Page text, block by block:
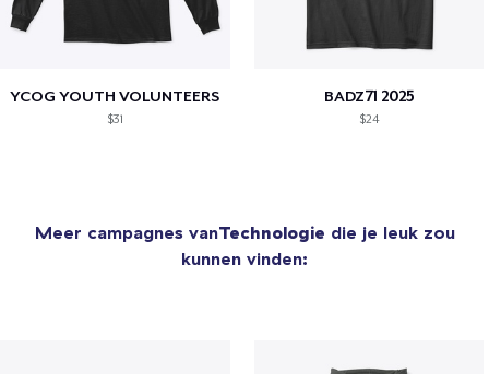
YCOG YOUTH VOLUNTEERS
$31
BADZ71 2025
$24
Meer campagnes vanTechnologie die je leuk zou
kunnen vinden: